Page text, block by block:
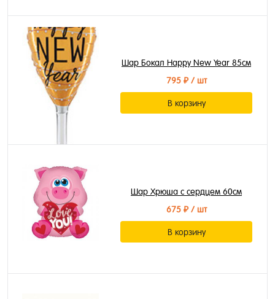
Шар Бокал Happy New Year 85см
795 ₽/ шт
В корзину
Шар Хрюша с сердцем 60см
675 ₽/ шт
В корзину